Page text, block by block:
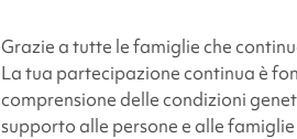
Grazie a tutte le famiglie che
La tua partecipazione continua è
comprensione delle condizioni
supporto alle persone e alle